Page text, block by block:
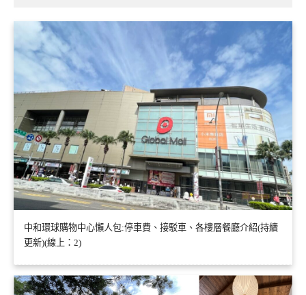
中和環球購物中心懶人包:停車費、接駁車、各樓層餐廳介紹(持續
更新)(線上：2)